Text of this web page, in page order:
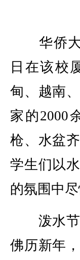
华侨大
日在该校
甸、越南
家的2000
枪、水盆
学生们以
的氛围中尽
泼水节
佛历新年